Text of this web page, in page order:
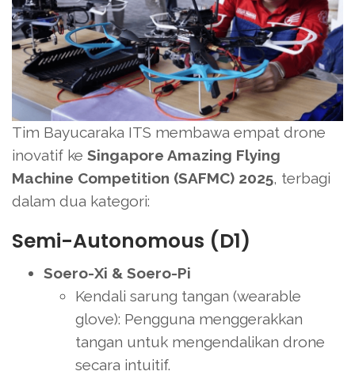
Tim Bayucaraka ITS membawa empat drone
inovatif ke Singapore Amazing Flying
Machine Competition (SAFMC) 2025, terbagi
dalam dua kategori:
Semi-Autonomous (D1)
Soero-Xi & Soero-Pi
Kendali sarung tangan (wearable
glove): Pengguna menggerakkan
tangan untuk mengendalikan drone
secara intuitif.